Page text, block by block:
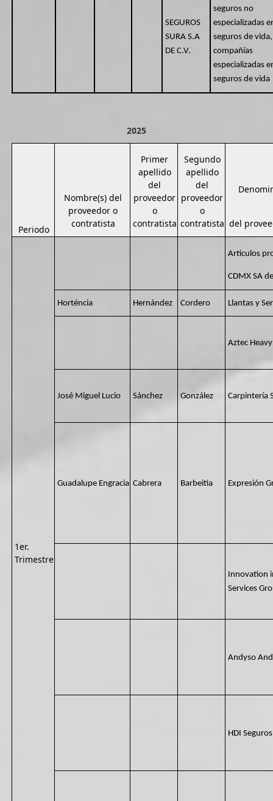
SEGUROS
SURA S.A
DE C.V.
seguros no
especializadas
seguros de vida,
compañías
especializadas
seguros de vida
2025
Periodo
Nombre(s) del
proveedor o
contratista
Primer
apellido
del
proveedor
o
contratista
Segundo
apellido
del
proveedor
o
contratista del
1er.
Trimestre
Articulos
CDMX SA
Horténcia Hernández Cordero Llantas y
Aztec
José Miguel Lucio Sánchez González Carpintería
Guadalupe Engracia Cabrera Barbeitia Expresión
Innovation
Services
Andyso
HDI Seguros